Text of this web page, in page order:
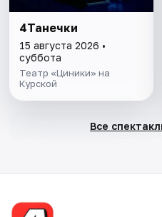
4Танечки
15 августа 2026 •
суббота
Театр «Циники» на
Курской
Все